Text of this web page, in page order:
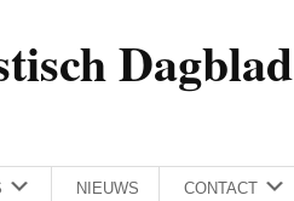
Dagblad
NIEUWS CONTACT